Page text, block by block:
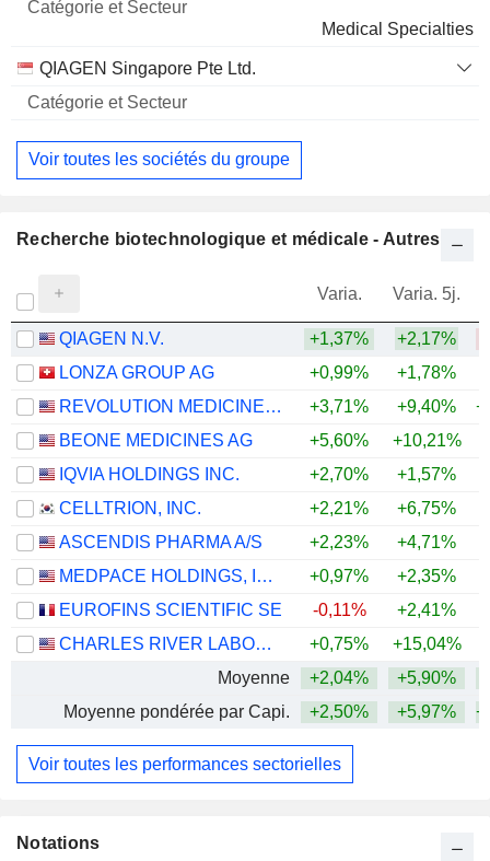
Medical Specialties
QIAGEN Singapore Pte Ltd.
Voir toutes les sociétés du groupe
Recherche biotechnologique et médicale - Autres
Varia. Varia. 5j.
QIAGEN N.V. +1,37% +2,17%
LONZA GROUP AG
+0,99% +1,78%
REVOLUTION MEDICINES, INC.
+3,71% +9,40%
BEONE MEDICINES AG
+5,60% +10,21%
IQVIA HOLDINGS INC.
+2,70% +1,57%
CELLTRION, INC.
+2,21% +6,75%
ASCENDIS PHARMA A/S
+2,23%
+4,71%
MEDPACE HOLDINGS, INC.
+0,97% +2,35%
EUROFINS SCIENTIFIC SE
-0,11% +2,41%
CHARLES RIVER LABORATORIES INTERNATIONAL, INC.
+0,75% +15,04%
Moyenne
+2,04% +5,90%
Moyenne pondérée par Capi.
+2,50% +5,97%
Voir toutes les performances sectorielles
Notations